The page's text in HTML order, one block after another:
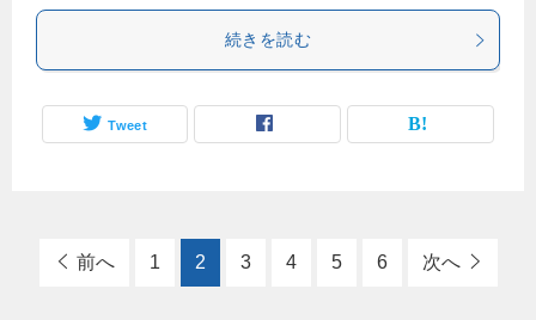
続きを読む
Tweet
前へ 1 2 3 4 5 6 次へ